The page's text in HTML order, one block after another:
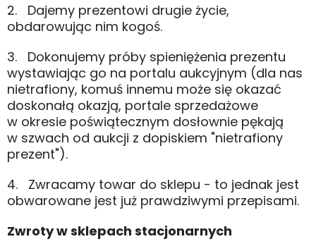
2. Dajemy prezentowi drugie życie,
obdarowując nim kogoś.
3. Dokonujemy próby spieniężenia prezentu
wystawiając go na portalu aukcyjnym (dla nas
nietrafiony, komuś innemu może się okazać
doskonałą okazją, portale sprzedażowe
w okresie poświątecznym dosłownie pękają
w szwach od aukcji z dopiskiem "nietrafiony
prezent").
4. Zwracamy towar do sklepu - to jednak jest
obwarowane jest już prawdziwymi przepisami.
Zwroty w sklepach stacjonarnych